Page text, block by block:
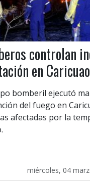
controlan
en Caricuao
bomberil ejecutó
del fuego en
afectadas por la
miércoles, 04